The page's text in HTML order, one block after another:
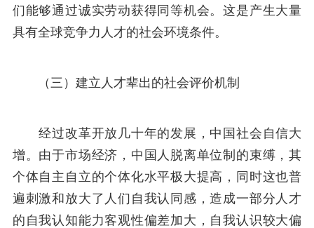
们能够通过诚实劳动获得同等机会。这是产生大量
具有全球竞争力人才的社会环境条件。
（三）建立人才辈出的社会评价机制
经过改革开放几十年的发展，中国社会自信大
增。由于市场经济，中国人脱离单位制的束缚，其
个体自主自立的个体化水平极大提高，同时这也普
遍刺激和放大了人们自我认同感，造成一部分人才
的自我认知能力客观性偏差加大，自我认识较大偏